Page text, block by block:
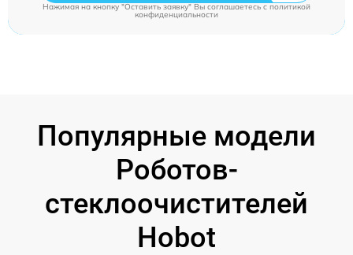
Нажимая на кнопку "Оставить заявку" Вы соглашаетесь cполитикой
конфиденциальности
Популярные модели
Роботов-
стеклоочистителей
Hobot